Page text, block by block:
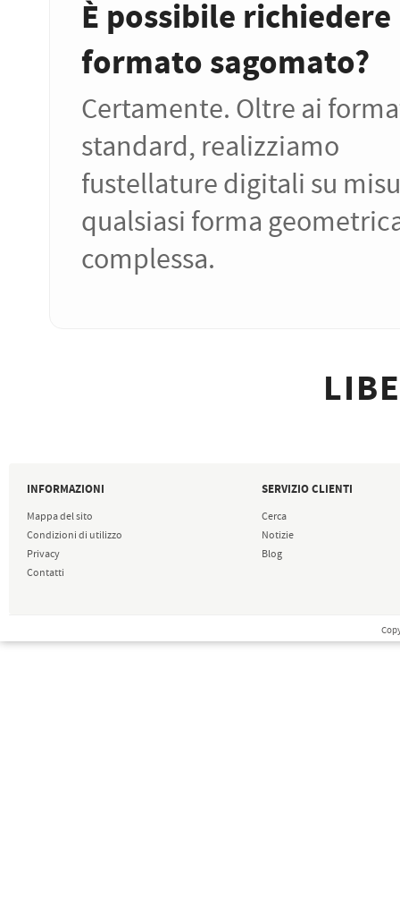
È possibile
formato sagomato?
Certamente. Oltre ai
standard, realizziamo
fustellature digitali su
qualsiasi forma
complessa.
INFORMAZIONI
Mappa del sito
Condizioni di utilizzo
Privacy
Contatti
SERVIZIO CLIENTI
Cerca
Notizie
Blog